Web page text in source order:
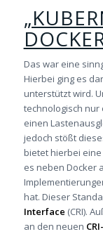
Das war eine
Hierbei ging es
unterstützt wird.
technologisch nur
einen
jedoch stößt
bietet hierbei
es neben Docker
hat. Dieser
Interface (CRI).
an den neuen